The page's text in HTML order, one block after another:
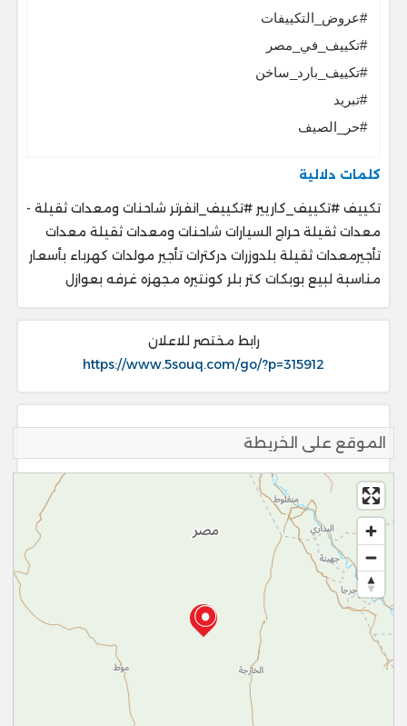
#عروض_التكييفات
#تكييف_في_مصر
#تكييف_بارد_ساخن
#تبريد
#حر_الصيف
كلمات دلالية
تكييف #تكييف_كاريير #تكييف_انفرتر شاحنات ومعدات ثقيلة -
معدات ثقيلة حراج السيارات شاحنات ومعدات ثقيلة معدات
تأجيرمعدات ثقيلة بلدوزرات دركترات تأجير مولدات كهرباء بأسعار
مناسبة لبيع بوبكات كتر بلر كونتيره مجهزه غرفه بعوازل
رابط مختصر للاعلان
https://www.5souq.com/go/?p=315912
الموقع على الخريطة